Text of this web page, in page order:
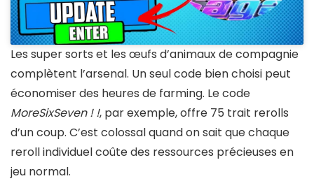
Les super sorts et les œufs d’animaux de compagnie
complètent l’arsenal. Un seul code bien choisi peut
économiser des heures de farming. Le code
MoreSixSeven ! !, par exemple, offre 75 trait rerolls
d’un coup. C’est colossal quand on sait que chaque
reroll individuel coûte des ressources précieuses en
jeu normal.